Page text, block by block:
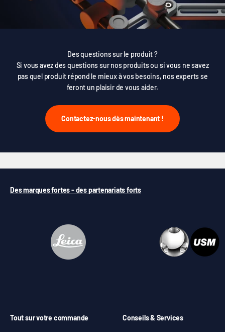
Des questions sur le produit ?
Si vous avez des questions sur nos produits ou si vous ne savez
pas quel produit répond le mieux à vos besoins, nos experts se
feront un plaisir de vous aider.
Contactez-nous dès maintenant !
Des marques fortes - des partenariats forts
Tout sur votre commande Conseils & Services